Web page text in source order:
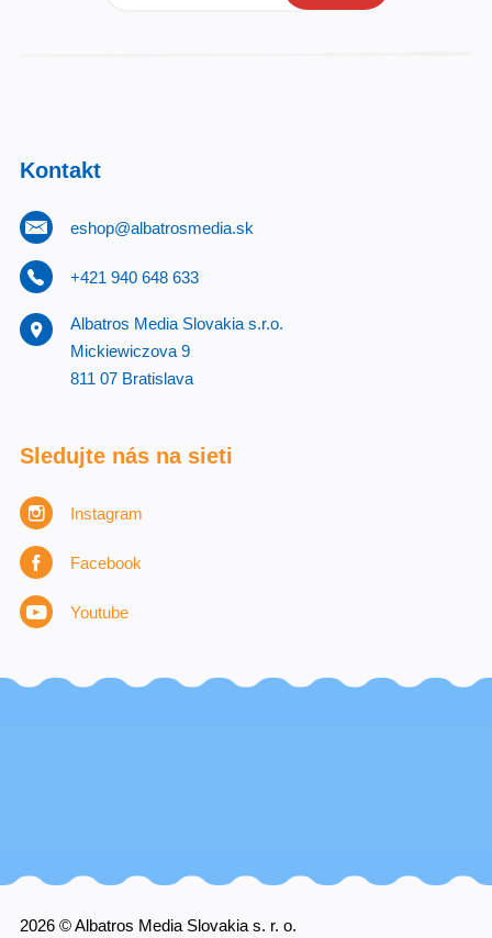
Kontakt
eshop@albatrosmedia.sk
+421 940 648 633
Albatros Media Slovakia s.r.o.
Mickiewiczova 9
811 07 Bratislava
Sledujte nás na sieti
Instagram
Facebook
Youtube
2026 © Albatros Media Slovakia s. r. o.